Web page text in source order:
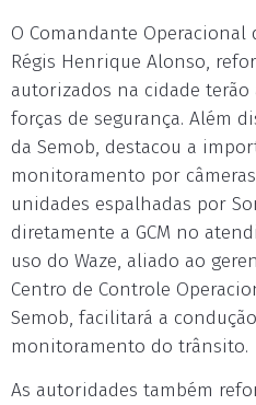
O Comandante Operacional
Régis Henrique Alonso,
autorizados na cidade
forças de segurança. Além
da Semob, destacou a
monitoramento por
unidades espalhadas por
diretamente a GCM no
uso do Waze, aliado ao
Centro de Controle
Semob, facilitará a
monitoramento do trânsito.
As autoridades também